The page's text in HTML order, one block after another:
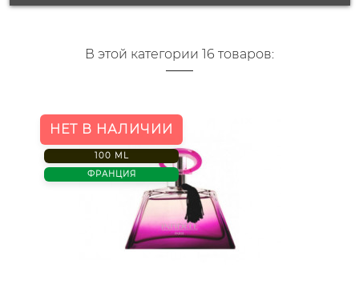
В этой категории 16 товаров:
НЕТ В НАЛИЧИИ
100 ML
ФРАНЦИЯ